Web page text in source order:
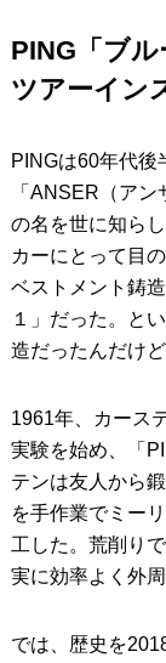
PING「ブ
ツアーイン
PINGは60年代後
「ANSER（ア
の名を世に知ら
カーにとって目
ベストメント鋳
１」だった。と
造だったんだけど
1961年、カース
実験を始め、「
テンは友人から
を手作業でミー
工した。荒削り
実に効率よく外
では、歴史を